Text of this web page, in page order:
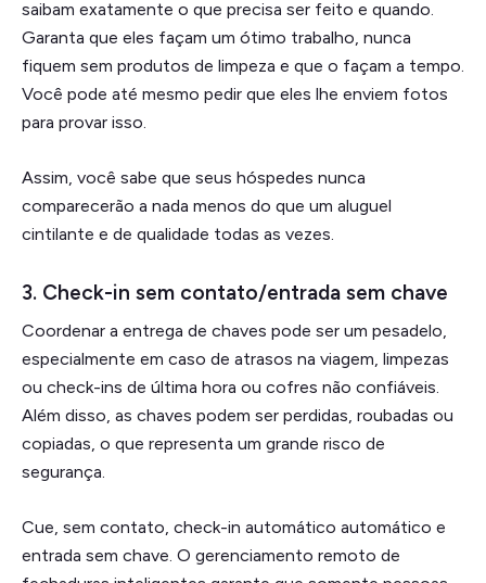
saibam exatamente o que precisa ser feito e quando.
Garanta que eles façam um ótimo trabalho, nunca
fiquem sem produtos de limpeza e que o façam a tempo.
Você pode até mesmo pedir que eles lhe enviem fotos
para provar isso.
Assim, você sabe que seus hóspedes nunca
comparecerão a nada menos do que um aluguel
cintilante e de qualidade todas as vezes.
3. Check-in sem contato/entrada sem chave
Coordenar a entrega de chaves pode ser um pesadelo,
especialmente em caso de atrasos na viagem, limpezas
ou check-ins de última hora ou cofres não confiáveis.
Além disso, as chaves podem ser perdidas, roubadas ou
copiadas, o que representa um grande risco de
segurança.
Cue, sem contato, check-in automático automático e
entrada sem chave. O gerenciamento remoto de